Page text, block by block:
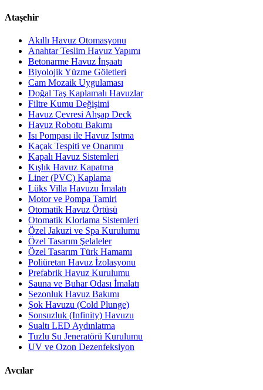
Ataşehir
Akıllı Havuz Otomasyonu
Anahtar Teslim Havuz Yapımı
Betonarme Havuz İnşaatı
Biyolojik Yüzme Göletleri
Cam Mozaik Uygulaması
Doğal Taş Kaplamalı Havuzlar
Filtre Kumu Değişimi
Havuz Çevresi Ahşap Deck
Havuz Robotu Bakımı
Isı Pompası ile Havuz Isıtma
Kaçak Tespiti ve Onarımı
Kapalı Havuz Sistemleri
Kışlık Havuz Kapatma
Liner (PVC) Kaplama
Lüks Villa Havuzu İmalatı
Motor ve Pompa Tamiri
Otomatik Havuz Örtüsü
Otomatik Klorlama Sistemleri
Özel Jakuzi ve Spa Kurulumu
Özel Tasarım Şelaleler
Özel Tasarım Türk Hamamı
Poliüretan Havuz İzolasyonu
Prefabrik Havuz Kurulumu
Sauna ve Buhar Odası İmalatı
Sezonluk Havuz Bakımı
Şok Havuzu (Cold Plunge)
Sonsuzluk (Infinity) Havuzu
Sualtı LED Aydınlatma
Tuzlu Su Jeneratörü Kurulumu
UV ve Ozon Dezenfeksiyon
Avcılar